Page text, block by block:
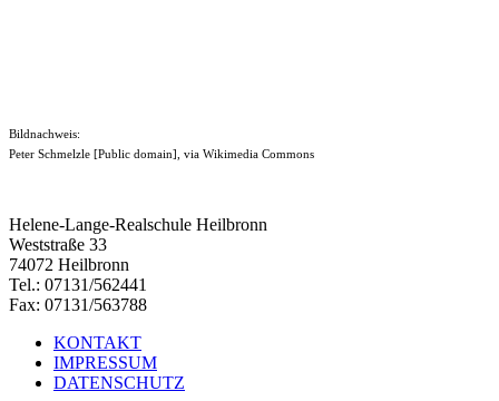
Bildnachweis:
Peter Schmelzle [Public domain], via Wikimedia Commons
Helene-Lange-Realschule Heilbronn
Weststraße 33
74072 Heilbronn
Tel.: 07131/562441
Fax: 07131/563788
KONTAKT
IMPRESSUM
DATENSCHUTZ